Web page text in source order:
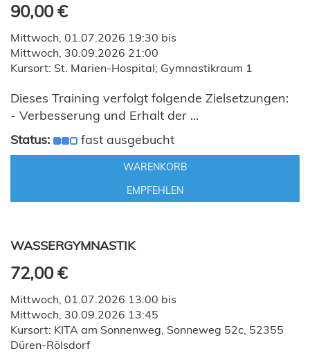
90,00 €
Mittwoch, 01.07.2026 19:30 bis
Mittwoch, 30.09.2026 21:00
Kursort: St. Marien-Hospital; Gymnastikraum 1
Dieses Training verfolgt folgende Zielsetzungen:
- Verbesserung und Erhalt der ...
Status:
fast ausgebucht
WARENKORB
EMPFEHLEN
WASSERGYMNASTIK
72,00 €
Mittwoch, 01.07.2026 13:00 bis
Mittwoch, 30.09.2026 13:45
Kursort: KITA am Sonnenweg, Sonneweg 52c, 52355
Düren-Rölsdorf